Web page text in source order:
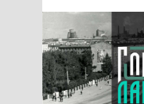
обвинения
заявили, что
покусала
06.08.2026 13:02
В